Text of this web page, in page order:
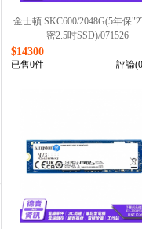
金士頓 SKC600/2048G(5年保
密2.5吋SSD)/071526
$14300
已售0件 評論